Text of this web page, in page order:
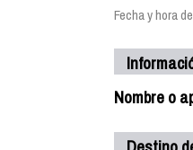
Fecha y hora
Nombre o